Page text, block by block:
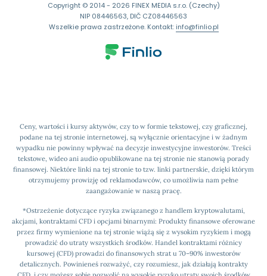
Ceny, wartości i kursy aktywów, czy to w formie tekstowej, czy graficznej,
podane na tej stronie internetowej, są wyłącznie orientacyjne i w żadnym
wypadku nie powinny wpływać na decyzje inwestycyjne inwestorów. Treści
tekstowe, wideo ani audio opublikowane na tej stronie nie stanowią porady
finansowej. Niektóre linki na tej stronie to tzw. linki partnerskie, dzięki którym
otrzymujemy prowizję od reklamodawców, co umożliwia nam pełne
zaangażowanie w naszą pracę.
*Ostrzeżenie dotyczące ryzyka związanego z handlem kryptowalutami,
akcjami, kontraktami CFD i opcjami binarnymi: Produkty finansowe oferowane
przez firmy wymienione na tej stronie wiążą się z wysokim ryzykiem i mogą
prowadzić do utraty wszystkich środków. Handel kontraktami różnicy
kursowej (CFD) prowadzi do finansowych strat u 70–90% inwestorów
detalicznych. Powinieneś rozważyć, czy rozumiesz, jak działają kontrakty
Copyright © 2014 - 2026 FINEX MEDIA s.r.o. (Czechy)
NIP 08446563, DIČ CZ08446563
Wszelkie prawa zastrzeżone. Kontakt:info@finlio.pl